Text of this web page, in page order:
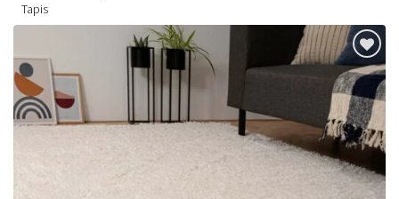
Tapis